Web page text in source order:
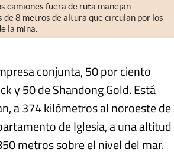
camiones fuera de ruta manejan
de 8 metros de altura que circulan por los
la mina.
conjunta, 50 por ciento
y 50 de Shandong Gold. Está
a 374 kilómetros al noroeste de
de Iglesia, a una altitud
metros sobre el nivel del mar.